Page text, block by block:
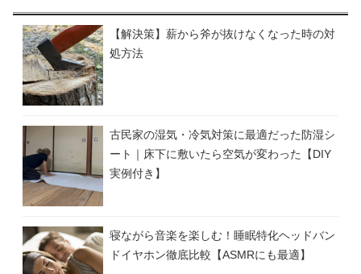
【解決策】薪から斧が抜けなくなった時の対
処方法
古民家の湿気・冷気対策に最適だった防湿シ
ート｜床下に敷いたら空気が変わった【DIY
実例付き】
寝ながら音楽を楽しむ！睡眠特化ヘッドバン
ドイヤホン徹底比較【ASMRにも最適】